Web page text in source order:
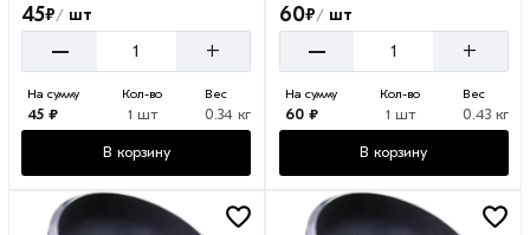
45₽/ шт
– +
На сумму
45 ₽
Кол-во
1 шт
Вес
0.34 кг
В корзину
60₽/шт
– +
На сумму
60 ₽
Кол-во
1 шт
Вес
0.43 кг
В корзину